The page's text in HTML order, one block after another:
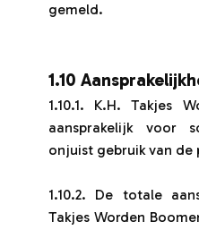
gemeld.
1.10
1.10.1. K.H. Takjes
aansprakelijk voor
onjuist gebruik van de
1.10.2. De totale
Takjes Worden